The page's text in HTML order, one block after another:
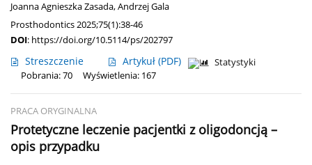
Joanna Agnieszka Zasada,Andrzej Gala
Prosthodontics 2025;75(1):38-46
DOI: https://doi.org/10.5114/ps/202797
Streszczenie Artykuł (PDF)
Statystyki
Pobrania: 70
Wyświetlenia: 167
PRACA ORYGINALNA
Protetyczne leczenie pacjentki z oligodoncją –
opis przypadku